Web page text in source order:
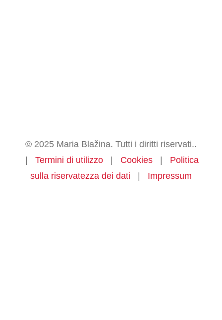
© 2025 Maria Blažina. Tutti i diritti riservati..
|Termini di utilizzo | Cookies | Politica
sulla riservatezza dei dati | Impressum